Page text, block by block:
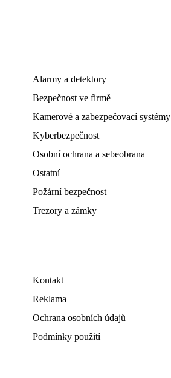
Alarmy a detektory
Bezpečnost ve firmě
Kamerové a zabezpečovací systémy
Kyberbezpečnost
Osobní ochrana a sebeobrana
Ostatní
Požární bezpečnost
Trezory a zámky
Kontakt
Reklama
Ochrana osobních údajů
Podmínky použití